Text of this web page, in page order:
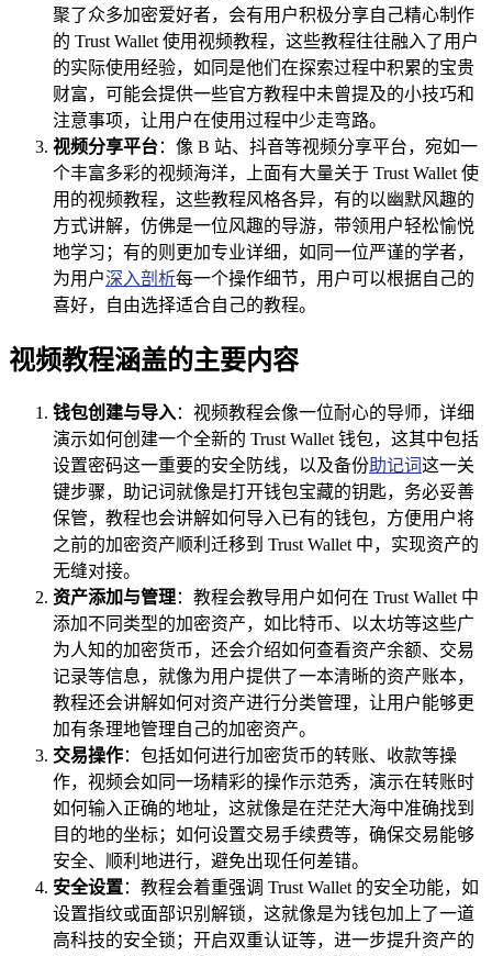
聚了众多加密爱好者，会有用户积极分享自己精心制作
的 Trust Wallet 使用视频教程，这些教程往往融入了用户
的实际使用经验，如同是他们在探索过程中积累的宝贵
财富，可能会提供一些官方教程中未曾提及的小技巧和
注意事项，让用户在使用过程中少走弯路。
视频分享平台：像 B 站、抖音等视频分享平台，宛如一
个丰富多彩的视频海洋，上面有大量关于 Trust Wallet 使
用的视频教程，这些教程风格各异，有的以幽默风趣的
方式讲解，仿佛是一位风趣的导游，带领用户轻松愉悦
地学习；有的则更加专业详细，如同一位严谨的学者，
为用户深入剖析每一个操作细节，用户可以根据自己的
喜好，自由选择适合自己的教程。
视频教程涵盖的主要内容
钱包创建与导入：视频教程会像一位耐心的导师，详细
演示如何创建一个全新的 Trust Wallet 钱包，这其中包括
设置密码这一重要的安全防线，以及备份助记词这一关
键步骤，助记词就像是打开钱包宝藏的钥匙，务必妥善
保管，教程也会讲解如何导入已有的钱包，方便用户将
之前的加密资产顺利迁移到 Trust Wallet 中，实现资产的
无缝对接。
资产添加与管理：教程会教导用户如何在 Trust Wallet 中
添加不同类型的加密资产，如比特币、以太坊等这些广
为人知的加密货币，还会介绍如何查看资产余额、交易
记录等信息，就像为用户提供了一本清晰的资产账本，
教程还会讲解如何对资产进行分类管理，让用户能够更
加有条理地管理自己的加密资产。
交易操作：包括如何进行加密货币的转账、收款等操
作，视频会如同一场精彩的操作示范秀，演示在转账时
如何输入正确的地址，这就像是在茫茫大海中准确找到
目的地的坐标；如何设置交易手续费等，确保交易能够
安全、顺利地进行，避免出现任何差错。
安全设置：教程会着重强调 Trust Wallet 的安全功能，如
设置指纹或面部识别解锁，这就像是为钱包加上了一道
高科技的安全锁；开启双重认证等，进一步提升资产的